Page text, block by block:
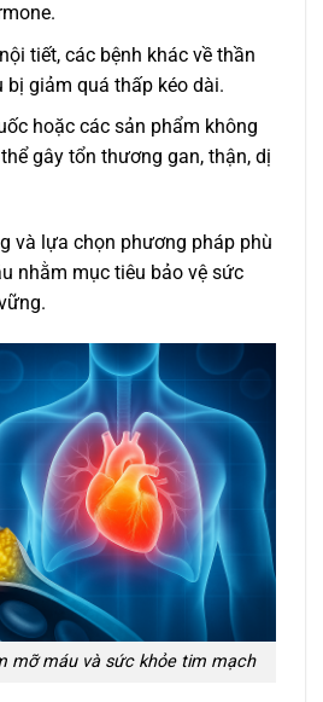
tiết, các bệnh khác về thần
bị giảm quá thấp kéo dài.
hoặc các sản phẩm không
gây tổn thương gan, thận, dị
và lựa chọn phương pháp phù
nhằm mục tiêu bảo vệ sức
mỡ máu và sức khỏe tim mạch